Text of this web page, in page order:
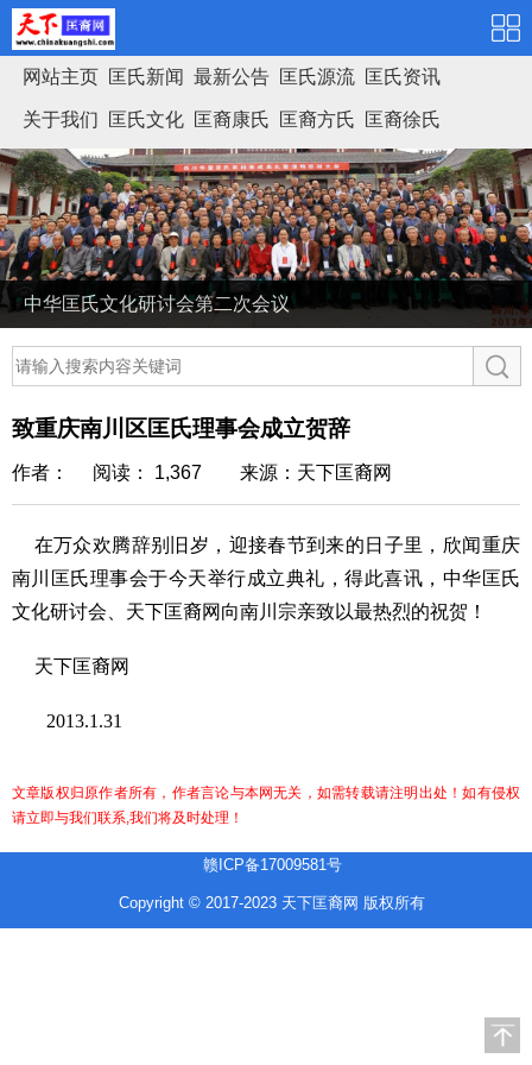
网站主页 匡氏新闻 最新公告 匡氏源流 匡氏资讯
关于我们 匡氏文化 匡裔康氏 匡裔方氏 匡裔徐氏
匡氏家谱
中华匡氏文化研讨会第二次会议
致重庆南川区匡氏理事会成立贺辞
作者： 阅读： 1,367 来源：天下匡裔网
在万众欢腾辞别旧岁，迎接春节到来的日子里，欣闻重庆
南川匡氏理事会于今天举行成立典礼，得此喜讯，中华匡氏
文化研讨会、天下匡裔网向南川宗亲致以最热烈的祝贺！
天下匡裔网
2013.1.31
文章版权归原作者所有，作者言论与本网无关，如需转载请注明出处！如有侵权
请立即与我们联系,我们将及时处理！
赣ICP备17009581号
Copyright © 2017-2023 天下匡裔网 版权所有